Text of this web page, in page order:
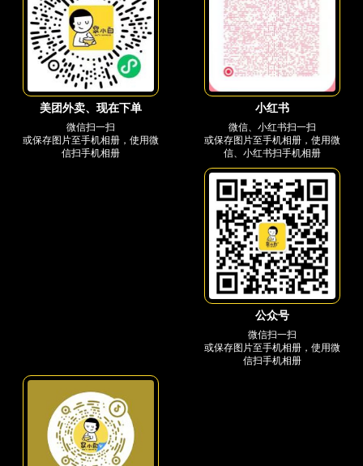
美团外卖、现在下单
微信扫一扫
或保存图片至手机相册，使用微
信扫手机相册
小红书
微信、小红书扫一扫
或保存图片至手机相册，使用微
信、小红书扫手机相册
公众号
微信扫一扫
或保存图片至手机相册，使用微
信扫手机相册